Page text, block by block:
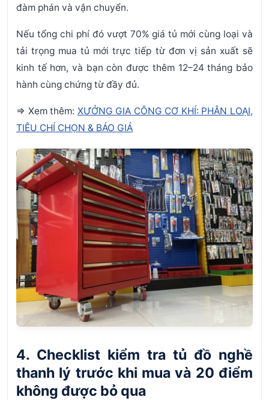
đàm phán và vận chuyển.
Nếu tổng chi phí đó vượt 70% giá tủ mới cùng loại và
tải trọng mua tủ mới trực tiếp từ đơn vị sản xuất sẽ
kinh tế hơn, và bạn còn được thêm 12–24 tháng bảo
hành cùng chứng từ đầy đủ.
=> Xem thêm: XƯỞNG GIA CÔNG CƠ KHÍ: PHÂN LOẠI,
TIÊU CHÍ CHỌN & BÁO GIÁ
4. Checklist kiểm tra tủ đồ nghề
thanh lý trước khi mua và 20 điểm
không được bỏ qua